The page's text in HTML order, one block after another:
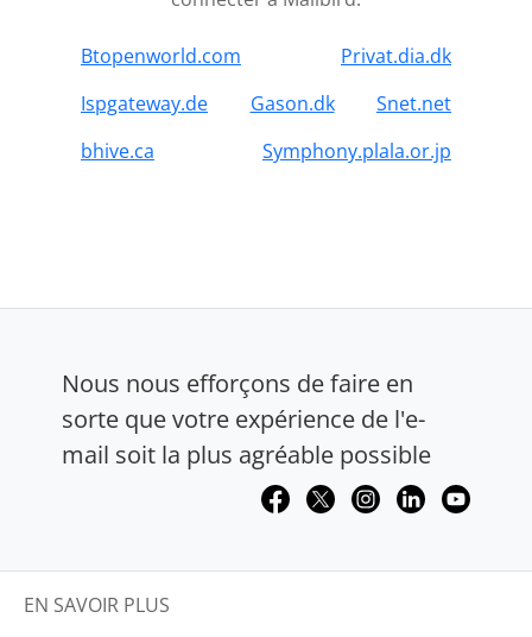
Btopenworld.com
Privat.dia.dk
Ispgateway.de
Gason.dk
Snet.net
bhive.ca
Symphony.plala.or.jp
Nous nous efforçons de faire en
sorte que votre expérience de l'e-
mail soit la plus agréable possible
EN SAVOIR PLUS